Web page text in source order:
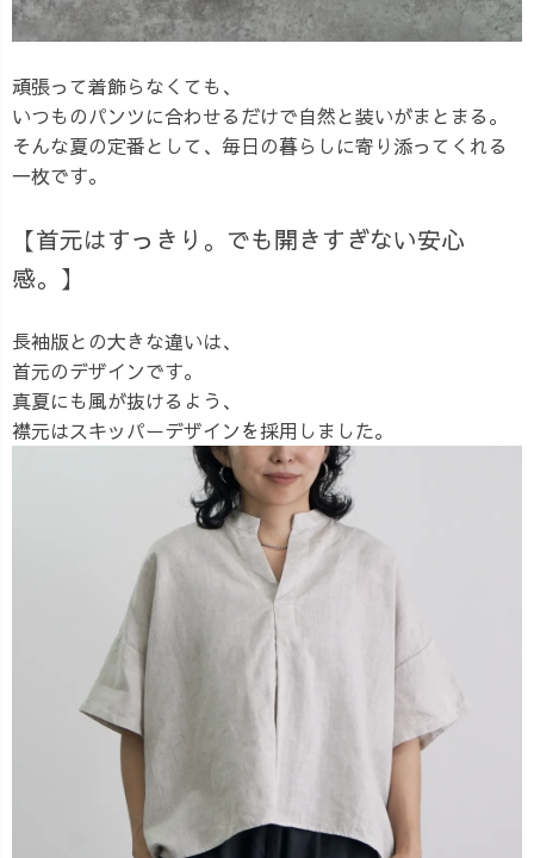
頑張って着飾らなくても、
いつものパンツに合わせるだけで自然と装いがまとまる。
そんな夏の定番として、毎日の暮らしに寄り添ってくれる
一枚です。
【首元はすっきり。でも開きすぎない安心
感。】
長袖版との大きな違いは、
首元のデザインです。
真夏にも風が抜けるよう、
襟元はスキッパーデザインを採用しました。